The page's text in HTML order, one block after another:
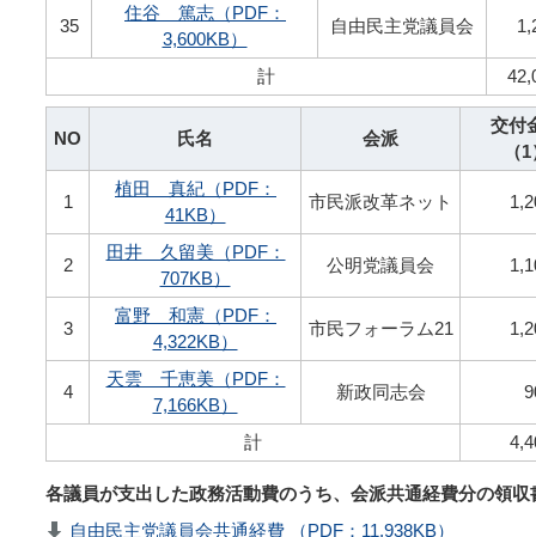
35
住谷 篤志（PDF：
3,600KB）
自由民主党議員会
計
NO 氏名 会派
交付
（
1
植田 真紀（PDF：
41KB）
市民派改革ネット
2
田井 久留美（PDF：
707KB）
公明党議員会
3
富野 和憲（PDF：
4,322KB）
市民フォーラム21
4
天雲 千恵美（PDF：
7,166KB）
新政同志会
計
各議員が支出した政務活動費のうち、会派共通経費分の領収
自由民主党議員会共通経費 （PDF：11,938KB）